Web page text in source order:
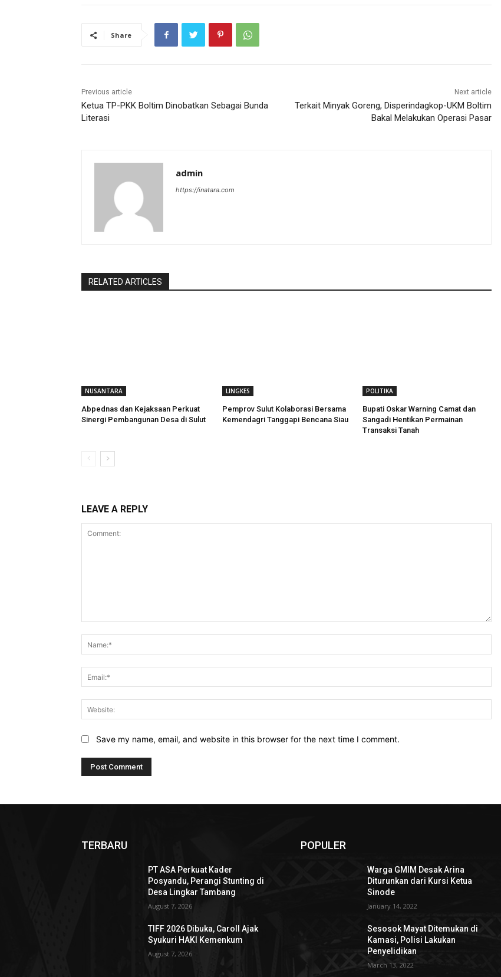
Share
Previous article
Ketua TP-PKK Boltim Dinobatkan Sebagai Bunda
Literasi
Next article
Terkait Minyak Goreng, Disperindagkop-UKM Boltim
Bakal Melakukan Operasi Pasar
admin
https://inatara.com
RELATED ARTICLES
NUSANTARA
Abpednas dan Kejaksaan Perkuat
Sinergi Pembangunan Desa di Sulut
LINGKES
Pemprov Sulut Kolaborasi Bersama
Kemendagri Tanggapi Bencana Siau
POLITIKA
Bupati Oskar Warning Camat dan
Sangadi Hentikan Permainan
Transaksi Tanah
LEAVE A REPLY
Save my name, email, and website in this browser for the next time I comment.
TERBARU
PT ASA Perkuat Kader
Posyandu, Perangi Stunting di
Desa Lingkar Tambang
August 7, 2026
TIFF 2026 Dibuka, Caroll Ajak
Syukuri HAKI Kemenkum
August 7, 2026
POPULER
Warga GMIM Desak Arina
Diturunkan dari Kursi Ketua
Sinode
January 14, 2022
Sesosok Mayat Ditemukan di
Kamasi, Polisi Lakukan
Penyelidikan
March 13, 2022